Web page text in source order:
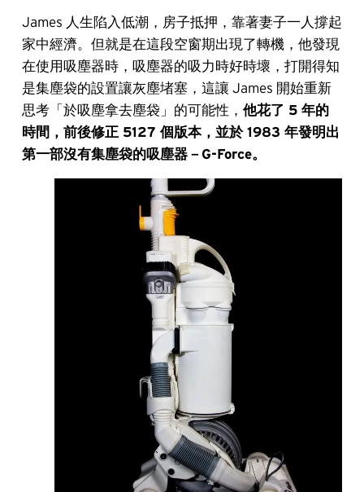
James 人生陷入低潮，房子抵押，靠著妻子一人撐起
家中經濟。但就是在這段空窗期出現了轉機，他發現
在使用吸塵器時，吸塵器的吸力時好時壞，打開得知
是集塵袋的設置讓灰塵堵塞，這讓 James 開始重新
思考「於吸塵拿去塵袋」的可能性， 他花了 5 年的
時間，前後修正 5127 個版本，並於 1983 年發明出
第一部沒有集塵袋的吸塵器－G-Force。